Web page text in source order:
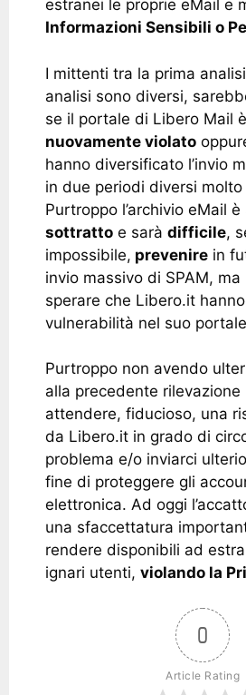
estranei le proprie eMail e
Informazioni Sensibili o
I mittenti tra la prima
analisi sono diversi,
se il portale di Libero Mail
nuovamente violato
hanno diversificato l’invio
in due periodi diversi
Purtroppo l’archivio eMail
sottratto e sarà difficile,
impossibile, prevenire in
invio massivo di SPAM, ma
sperare che Libero.it
vulnerabilità nel suo
Purtroppo non avendo
alla precedente rilevazione
attendere, fiducioso, una
da Libero.it in grado di
problema e/o inviarci
fine di proteggere gli
elettronica. Ad oggi
una sfaccettatura
rendere disponibili ad
ignari utenti, violando la
0
Article Rating